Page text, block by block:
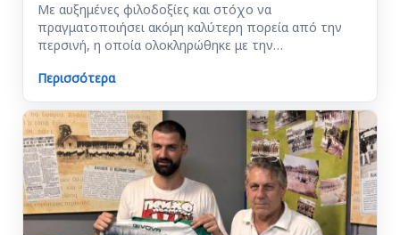
Με αυξημένες φιλοδοξίες και στόχο να
πραγματοποιήσει ακόμη καλύτερη πορεία από την
περσινή, η οποία ολοκληρώθηκε με την…
Περισσότερα